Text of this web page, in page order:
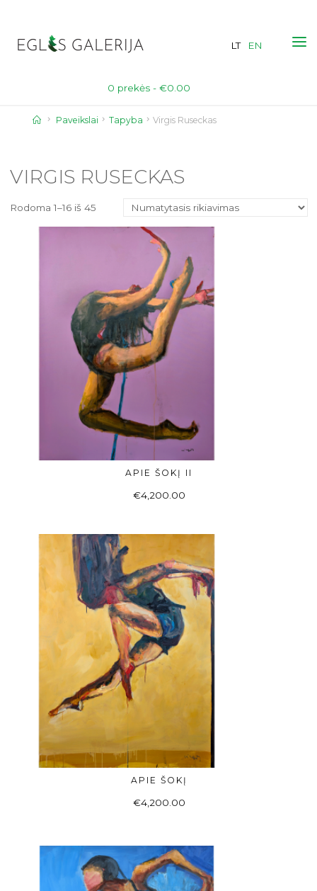
content
0 prekės - €0.00
LT EN
Home
Paveikslai Tapyba Virgis Ruseckas
VIRGIS RUSECKAS
Rodoma 1–16 iš 45
Į KREPŠELĮ
APIE ŠOKĮ II
€4,200.00
Į KREPŠELĮ
APIE ŠOKĮ
€4,200.00